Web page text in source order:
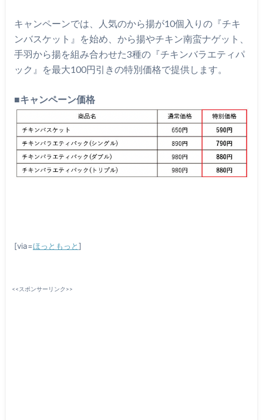
キャンペーンでは、人気のから揚が10個入りの『チキ
ンバスケット』を始め、から揚やチキン南蛮ナゲット、
手羽から揚を組み合わせた3種の『チキンバラエティパ
ック』を最大100円引きの特別価格で提供します。
■キャンペーン価格
[via=ほっともっと]
<<スポンサーリンク>>